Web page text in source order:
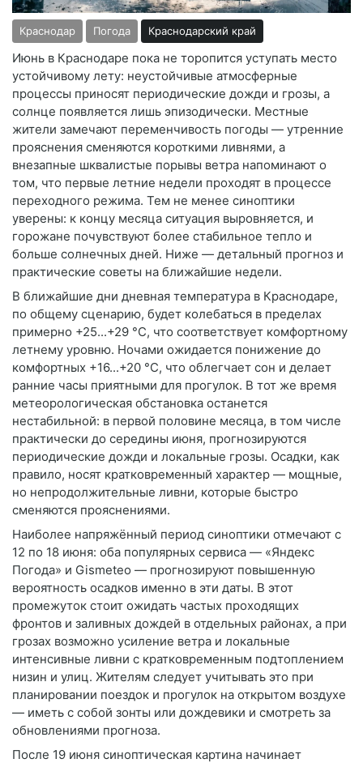
Краснодар Погода Краснодарский край
Июнь в Краснодаре пока не торопится уступать место
устойчивому лету: неустойчивые атмосферные
процессы приносят периодические дожди и грозы, а
солнце появляется лишь эпизодически. Местные
жители замечают переменчивость погоды — утренние
прояснения сменяются короткими ливнями, а
внезапные шквалистые порывы ветра напоминают о
том, что первые летние недели проходят в процессе
переходного режима. Тем не менее синоптики
уверены: к концу месяца ситуация выровняется, и
горожане почувствуют более стабильное тепло и
больше солнечных дней. Ниже — детальный прогноз и
практические советы на ближайшие недели.
В ближайшие дни дневная температура в Краснодаре,
по общему сценарию, будет колебаться в пределах
примерно +25...+29 °C, что соответствует комфортному
летнему уровню. Ночами ожидается понижение до
комфортных +16...+20 °C, что облегчает сон и делает
ранние часы приятными для прогулок. В тот же время
метеорологическая обстановка останется
нестабильной: в первой половине месяца, в том числе
практически до середины июня, прогнозируются
периодические дожди и локальные грозы. Осадки, как
правило, носят кратковременный характер — мощные,
но непродолжительные ливни, которые быстро
сменяются прояснениями.
Наиболее напряжённый период синоптики отмечают с
12 по 18 июня: оба популярных сервиса — «Яндекс
Погода» и Gismeteo — прогнозируют повышенную
вероятность осадков именно в эти даты. В этот
промежуток стоит ожидать частых проходящих
фронтов и заливных дождей в отдельных районах, а при
грозах возможно усиление ветра и локальные
интенсивные ливни с кратковременным подтоплением
низин и улиц. Жителям следует учитывать это при
планировании поездок и прогулок на открытом воздухе
— иметь с собой зонты или дождевики и смотреть за
обновлениями прогноза.
После 19 июня синоптическая картина начинает